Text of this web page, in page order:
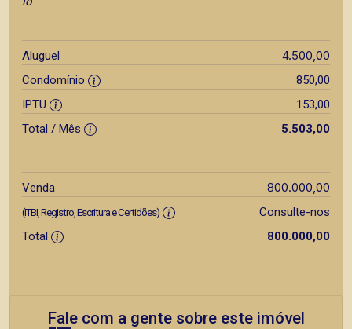
Aluguel 4.500,00
Condomínio
850,00
IPTU
153,00
Total / Mês
5.503,00
Venda 800.000,00
(ITBI, Registro, Escritura e Certidões)
Consulte-nos
Total
800.000,00
Fale com a gente sobre este imóvel